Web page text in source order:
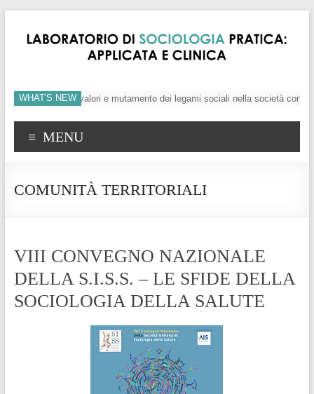
WHAT'S NEW
crisi dei valori e mutamento dei legami sociali nella società
MENU
COMUNITÀ TERRITORIALI
VIII CONVEGNO NAZIONALE
DELLA S.I.S.S. – LE SFIDE DELLA
SOCIOLOGIA DELLA SALUTE